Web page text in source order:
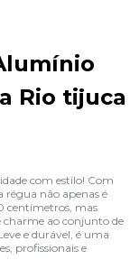
Rio tijuca
com estilo! Com
régua não apenas é
centímetros, mas
ao conjunto de
e durável, é uma
profissionais e